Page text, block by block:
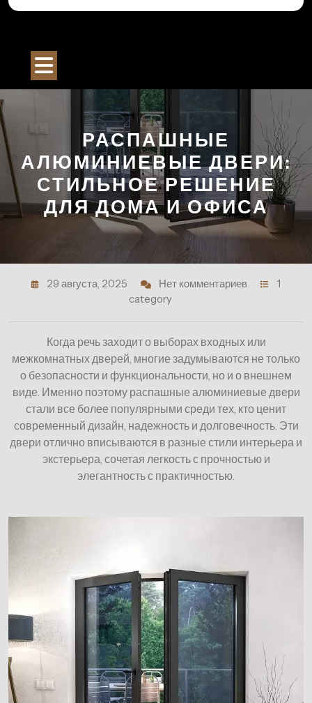
Перейти
Открыть
РАСПАШНЫЕ
АЛЮМИНИЕВЫЕ ДВЕРИ:
СТИЛЬНОЕ РЕШЕНИЕ
ДЛЯ ДОМА И ОФИСА
29 августа, 2025 Нет комментариев
1
category
Когда речь заходит о выборах входных или
межкомнатных дверей, многие задумываются не только
о безопасности и функциональности, но и о внешнем
виде. Именно поэтому распашные алюминиевые двери
стали все более популярными среди тех, кто ценит
современный дизайн, надежность и долговечность. Эти
двери отлично вписываются в разные стили интерьера и
экстерьера, сочетая легкость с прочностью и
элегантность с практичностью.